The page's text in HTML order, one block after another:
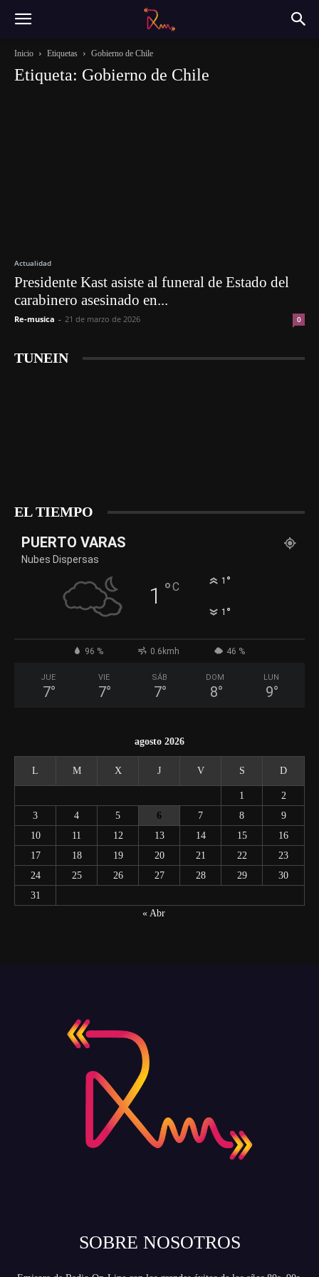
Inicio Etiquetas Gobierno de Chile
Etiqueta: Gobierno de Chile
Actualidad
Presidente Kast asiste al funeral de Estado del
carabinero asesinado en...
Re-musica - 21 de marzo de 2026 0
TUNEIN
EL TIEMPO
PUERTO VARAS
Nubes Dispersas
1 °C 1 °
1 °
96 % 0.6kmh 46 %
JUE
7°
VIE
7°
SÁB
7°
DOM
8°
LUN
9°
agosto 2026
L M X J V S D
1
2
3
4 5 6 7 8
9
10
11 12 13 14 15
16
17
18 19 20 21 22
23
24
25 26 27 28 29
30
31
« Abr
SOBRE NOSOTROS